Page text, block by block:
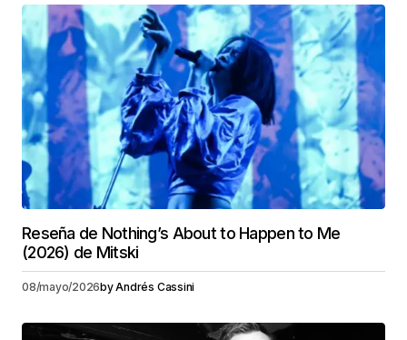
Reseña de Nothing’s About to Happen to Me
(2026) de Mitski
08/mayo/2026byAndrés Cassini